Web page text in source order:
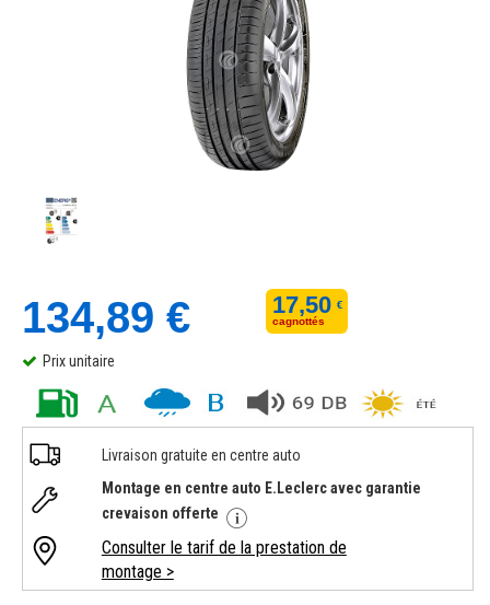
17,50 €
cagnottés
134,89 €
Prix unitaire
Livraison gratuite en centre auto
Montage en centre auto E.Leclerc avec garantie
crevaison offerte
Consulter le tarif de la prestation de
montage >